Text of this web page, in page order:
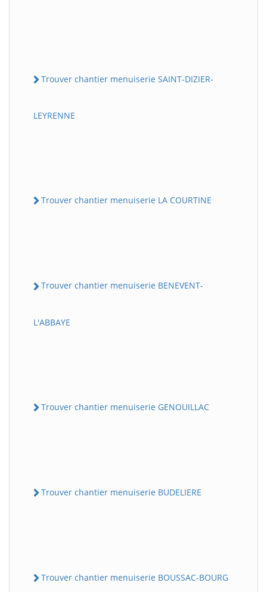
Trouver chantier menuiserie SAINT-DIZIER-
LEYRENNE
Trouver chantier menuiserie LA COURTINE
Trouver chantier menuiserie BENEVENT-
L'ABBAYE
Trouver chantier menuiserie GENOUILLAC
Trouver chantier menuiserie BUDELIERE
Trouver chantier menuiserie BOUSSAC-BOURG